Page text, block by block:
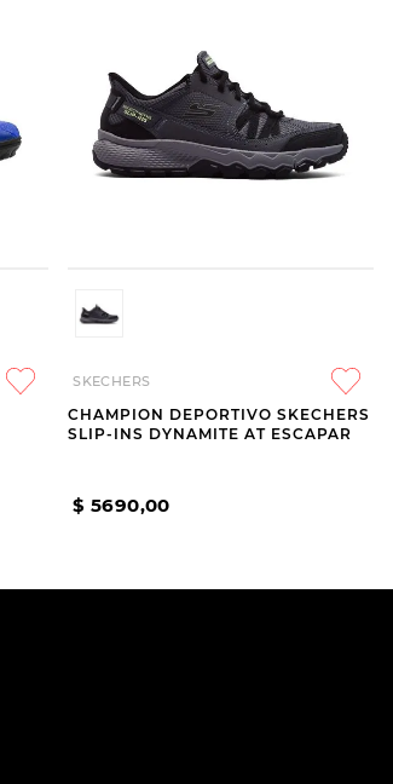
SKECHERS
CHAMPION DEPORTIVO SKECHERS
SLIP-INS DYNAMITE AT ESCAPAR
$ 5690,00